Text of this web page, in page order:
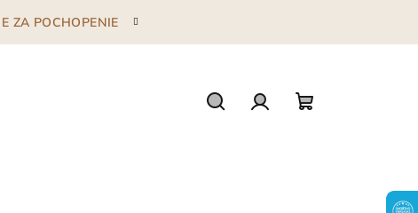
ZA POCHOPENIE